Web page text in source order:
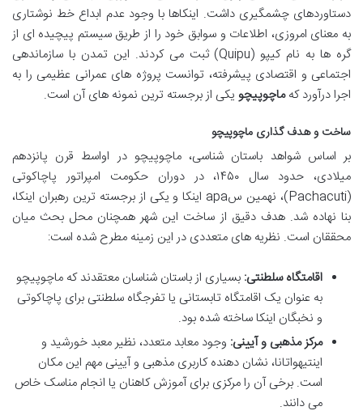
دستاوردهای چشمگیری داشت. اینکاها با وجود عدم ابداع خط نوشتاری
به معنای امروزی، اطلاعات و سوابق خود را از طریق سیستم پیچیده ای از
گره ها به نام کیپو (Quipu) ثبت می کردند. این تمدن با سازماندهی
اجتماعی و اقتصادی پیشرفته، توانست پروژه های عمرانی عظیمی را به
اجرا درآورد کهماچوپیچو یکی از برجسته ترین نمونه های آن است.
ساخت و هدف گذاری ماچوپیچو
بر اساس شواهد باستان شناسی، ماچوپیچو در اواسط قرن پانزدهم
میلادی، حدود سال ۱۴۵۰، در دوران حکومت امپراتور پاچاکوتی
(Pachacuti)، نهمین سapa اینکا و یکی از برجسته ترین رهبران اینکا،
بنا نهاده شد. هدف دقیق از ساخت این شهر همچنان محل بحث میان
محققان است. نظریه های متعددی در این زمینه مطرح شده است:
اقامتگاه سلطنتی: بسیاری از باستان شناسان معتقدند که ماچوپیچو
به عنوان یک اقامتگاه تابستانی یا تفرجگاه سلطنتی برای پاچاکوتی
و نخبگان اینکا ساخته شده بود.
مرکز مذهبی و آیینی: وجود معابد متعدد، نظیر معبد خورشید و
اینتیهواتانا، نشان دهنده کاربری مذهبی و آیینی مهم این مکان
است. برخی آن را مرکزی برای آموزش کاهنان یا انجام مناسک خاص
می دانند.